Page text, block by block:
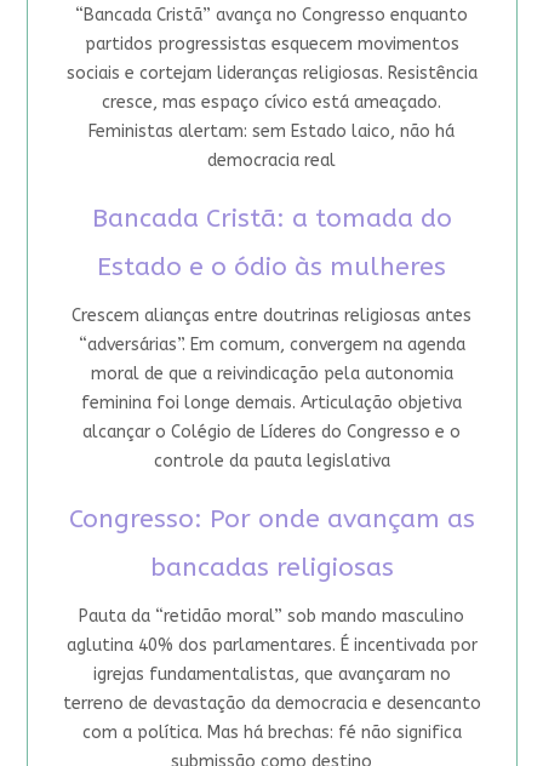
“Bancada Cristã” avança no Congresso enquanto
partidos progressistas esquecem movimentos
sociais e cortejam lideranças religiosas. Resistência
cresce, mas espaço cívico está ameaçado.
Feministas alertam: sem Estado laico, não há
democracia real
Bancada Cristã: a tomada do
Estado e o ódio às mulheres
Crescem alianças entre doutrinas religiosas antes
“adversárias”. Em comum, convergem na agenda
moral de que a reivindicação pela autonomia
feminina foi longe demais. Articulação objetiva
alcançar o Colégio de Líderes do Congresso e o
controle da pauta legislativa
Congresso: Por onde avançam as
bancadas religiosas
Pauta da “retidão moral” sob mando masculino
aglutina 40% dos parlamentares. É incentivada por
igrejas fundamentalistas, que avançaram no
terreno de devastação da democracia e desencanto
com a política. Mas há brechas: fé não significa
submissão como destino